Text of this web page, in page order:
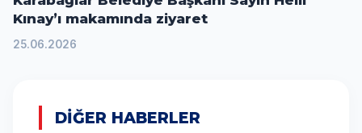
Kınay’ı makamında ziyaret
25.06.2026
DİĞER HABERLER